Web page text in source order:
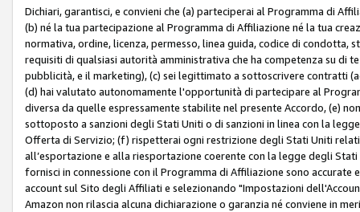
Dichiari, garantisci, e convieni che (a) parteciperai al Programma di
(b) né la tua partecipazione al Programma di Affiliazione né la tua
normativa, ordine, licenza, permesso, linea guida, codice di
requisiti di qualsiasi autorità amministrativa che ha competenza su di
pubblicità, e il marketing), (c) sei legittimato a sottoscrivere contratti
(d) hai valutato autonomamente l'opportunità di partecipare al
diversa da quelle espressamente stabilite nel presente Accordo, (e)
sottoposto a sanzioni degli Stati Uniti o di sanzioni in linea con la
Offerta di Servizio; (f) rispetterai ogni restrizione degli Stati Uniti
all’esportazione e alla riesportazione coerente con la legge degli
fornisci in connessione con il Programma di Affiliazione sono
account sul Sito degli Affiliati e selezionando "Impostazioni
Amazon non rilascia alcuna dichiarazione o garanzia né conviene in